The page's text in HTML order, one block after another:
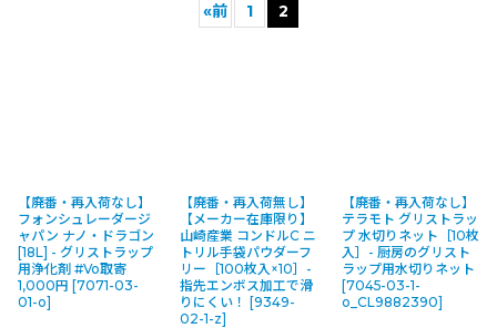
«前 1 2
【廃番・再入荷なし】
フォンシュレーダージ
ャパン ナノ・ドラゴン
[18L] - グリストラップ
用浄化剤 #Vo取寄
1,000円 [7071-03-
01-o]
【廃番・再入荷無し】
【メーカー在庫限り】
山崎産業 コンドルC ニ
トリル手袋パウダーフ
リー［100枚入×10］-
指先エンボス加工で滑
りにくい！
[9349-
02-1-z]
【廃番・再入荷なし】
テラモト グリストラッ
プ 水切りネット［10枚
入］- 厨房のグリスト
ラップ用水切りネット
[7045-03-1-
o_CL9882390]